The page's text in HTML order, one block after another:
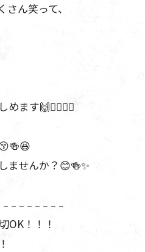
ん笑って、
ます🙌❤️‍🔥❤️‍🔥
ませんか？😊🍻✨️
𓐄 𓐄 𓐄 𓐄 𓐄 𓐄 𓐄
OK！！！